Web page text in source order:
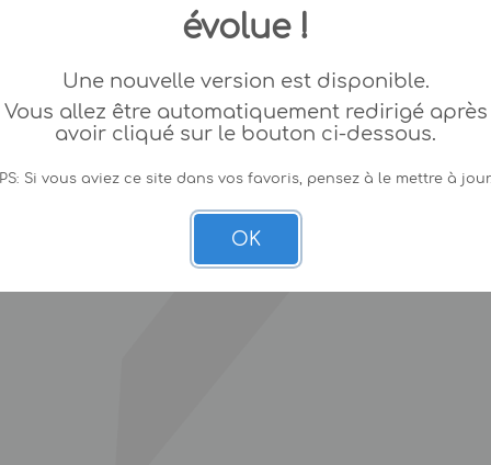
évolue !
Une nouvelle version est disponible.
Vous allez être automatiquement redirigé après
avoir cliqué sur le bouton ci-dessous.
PS: Si vous aviez ce site dans vos favoris, pensez à le mettre à
OK